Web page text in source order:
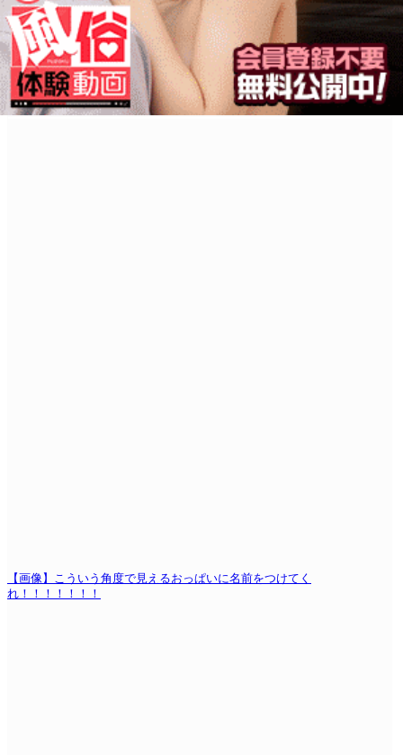
【画像】こういう角度で見えるおっぱいに名前をつけてく
れ！！！！！！！